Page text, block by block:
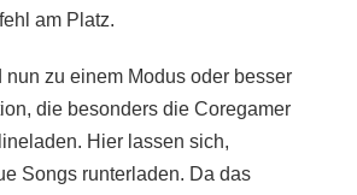
am Platz.
zu einem Modus oder besser
die besonders die Coregamer
Hier lassen sich,
Songs runterladen. Da das